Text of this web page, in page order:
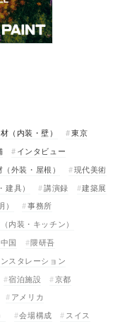
（内装・壁）
東京
インタビュー
外装・屋根）
現代美術
建具） 講演録
建築展
事務所
内装・キッチン）
中国
隈研吾
スタレーション
宿泊施設
京都
アメリカ
会場構成
スイス